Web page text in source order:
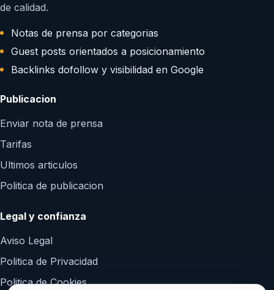
de calidad.
Notas de prensa por categorias
Guest posts orientados a posicionamiento
Backlinks dofollow y visibilidad en Google
Publicacion
Enviar nota de prensa
Tarifas
Ultimos articulos
Politica de publicacion
Legal y confianza
Aviso Legal
Politica de Privacidad
Politica de Cookies